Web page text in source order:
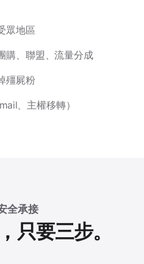
眾地區
購、聯盟、流量分成
殭屍粉
、主權移轉）
全承接
只要三步。